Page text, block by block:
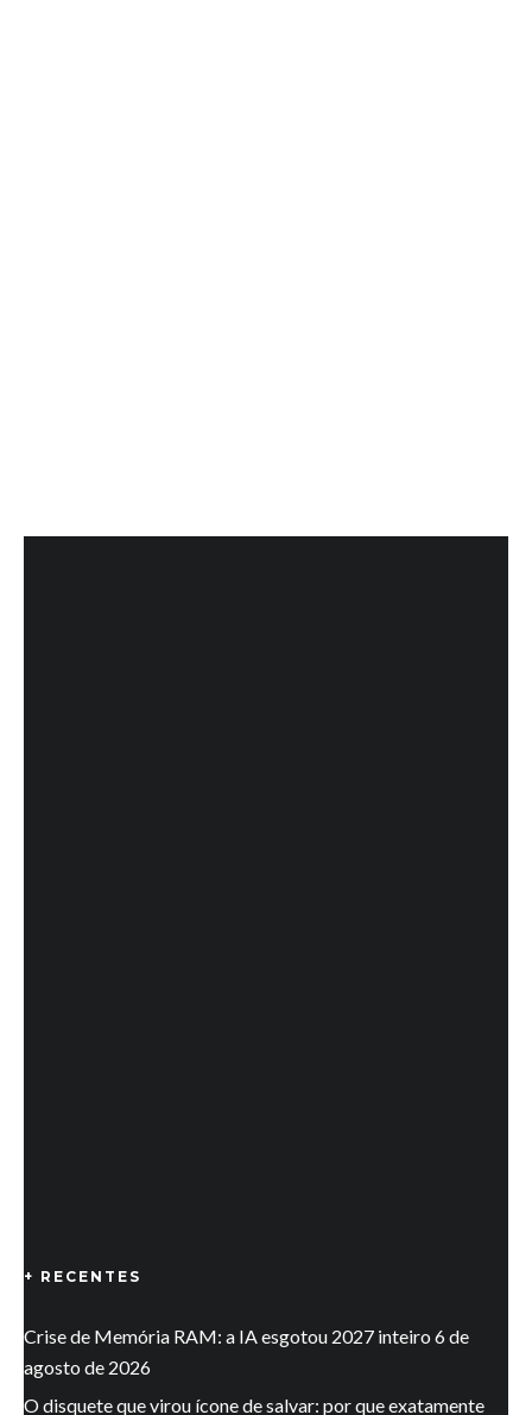
+ RECENTES
Crise de Memória RAM: a IA esgotou 2027 inteiro 6 de
agosto de 2026
O disquete que virou ícone de salvar: por que exatamente